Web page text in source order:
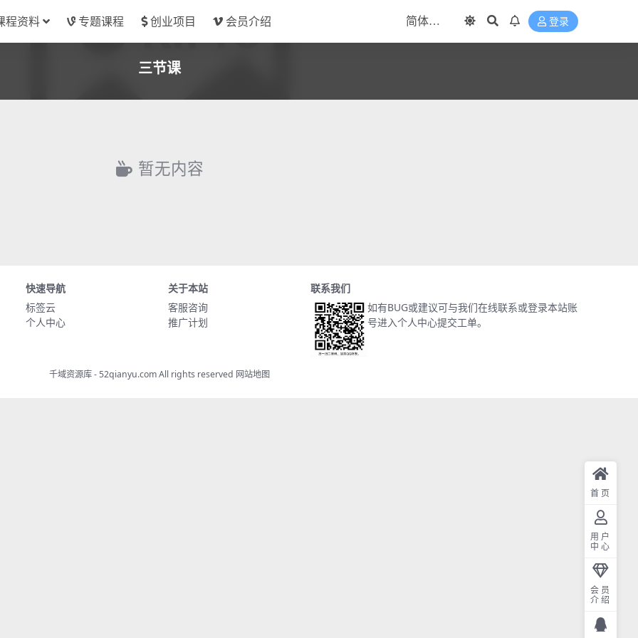
程资料 专题课程 创业项目 会员介绍 登录
三节课
暂无内容
快速导航
标签云
个人中心
关于本站
客服咨询
推广计划
联系我们
如有BUG或建议可与我们在线联系或登录本站账
号进入个人中心提交工单。
千域资源库 - 52qianyu.com All rights reserved 网站地图
首页
用户
中心
会员
介绍